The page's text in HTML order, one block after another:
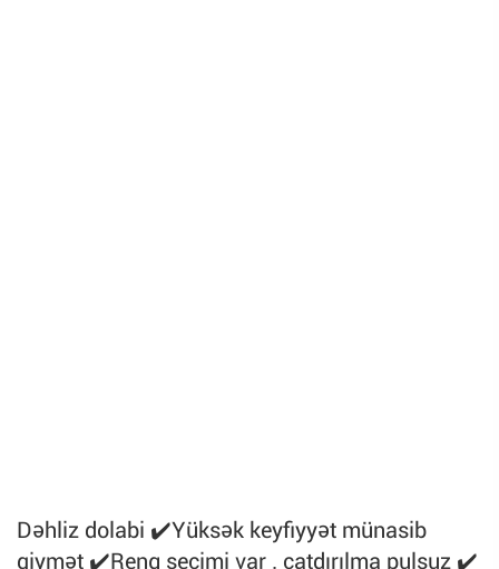
Dəhliz dolabi ✔️Yüksək keyfiyyət münasib
qiymət ✔️Reng secimi var . çatdırılma pulsuz ✔️